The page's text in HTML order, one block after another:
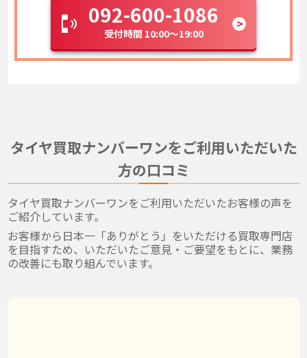
092-600-1086
受付時間 10:00～19:00
タイヤ買取ナンバーワンをご利用いただいた
方の口コミ
タイヤ買取ナンバーワンをご利用いただいたお客様の声を
ご紹介しています。
お客様から日本一「ありがとう」をいただける買取専門店
を目指すため、いただいたご意見・ご要望をもとに、業務
の改善にも取り組んでいます。